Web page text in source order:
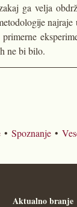
ga velja
ne bi bilo.
• Spoznanje•
Aktualno branje